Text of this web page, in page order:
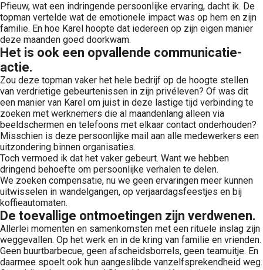
Pfieuw, wat een indringende persoonlijke ervaring, dacht ik. De
topman vertelde wat de emotionele impact was op hem en zijn
familie. En hoe Karel hoopte dat iedereen op zijn eigen manier
deze maanden goed doorkwam.
Het is ook een opvallende communicatie-
actie.
Zou deze topman vaker het hele bedrijf op de hoogte stellen
van verdrietige gebeurtenissen in zijn privéleven? Of was dit
een manier van Karel om juist in deze lastige tijd verbinding te
zoeken met werknemers die al maandenlang alleen via
beeldschermen en telefoons met elkaar contact onderhouden?
Misschien is deze persoonlijke mail aan alle medewerkers een
uitzondering binnen organisaties.
Toch vermoed ik dat het vaker gebeurt. Want we hebben
dringend behoefte om persoonlijke verhalen te delen.
We zoeken compensatie, nu we geen ervaringen meer kunnen
uitwisselen in wandelgangen, op verjaardagsfeestjes en bij
koffieautomaten.
De toevallige ontmoetingen zijn verdwenen.
Allerlei momenten en samenkomsten met een rituele inslag zijn
weggevallen. Op het werk en in de kring van familie en vrienden.
Geen buurtbarbecue, geen afscheidsborrels, geen teamuitje. En
daarmee spoelt ook hun aangeslibde vanzelfsprekendheid weg.